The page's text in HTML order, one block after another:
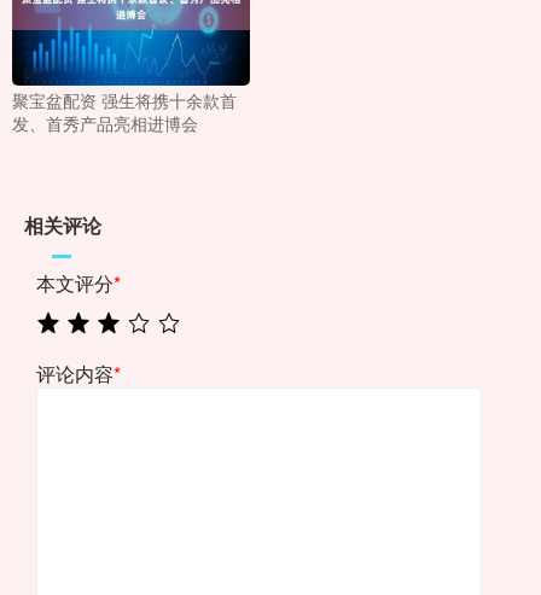
聚宝盆配资 强生将携十余款首
发、首秀产品亮相进博会
相关评论
本文评分*
评论内容*